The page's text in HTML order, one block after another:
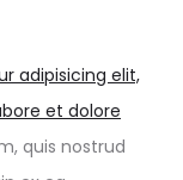
adipisicing elit,
et dolore
quis nostrud